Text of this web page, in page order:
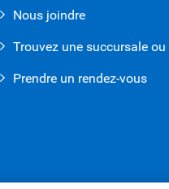
Nous joindre
Trouvez une succursale ou
Prendre un rendez-vous